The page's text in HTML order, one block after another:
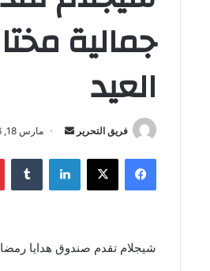
جمالية
العيد
فريق التحرير
أرسل
إلكترونيا
مارس 18, 2026
فيسبوك ‫X لينكدإن
شيجلام تقدم صندوق هدايا